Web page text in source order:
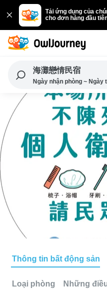
Tải ứng dụng của
cho đơn hàng đầu
海灘戀情民宿
Ngày nhận phòng ~ Ngày
Thông tin bất động sản
Loại phòng Những